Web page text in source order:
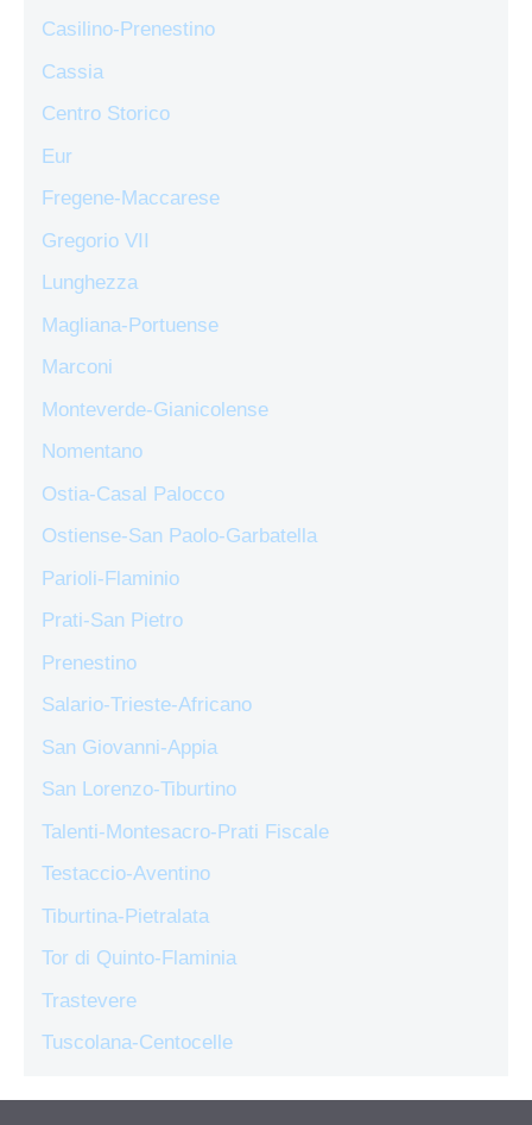
Casilino-Prenestino
Cassia
Centro Storico
Eur
Fregene-Maccarese
Gregorio VII
Lunghezza
Magliana-Portuense
Marconi
Monteverde-Gianicolense
Nomentano
Ostia-Casal Palocco
Ostiense-San Paolo-Garbatella
Parioli-Flaminio
Prati-San Pietro
Prenestino
Salario-Trieste-Africano
San Giovanni-Appia
San Lorenzo-Tiburtino
Talenti-Montesacro-Prati Fiscale
Testaccio-Aventino
Tiburtina-Pietralata
Tor di Quinto-Flaminia
Trastevere
Tuscolana-Centocelle